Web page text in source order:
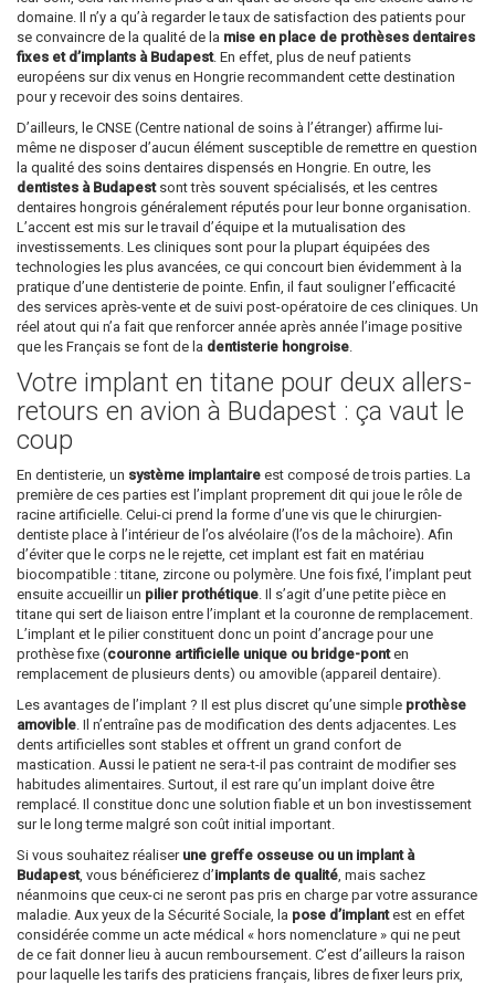
domaine. Il n’y a qu’à regarder le taux de satisfaction des patients pour
se convaincre de la qualité de la mise en place de prothèses dentaires
fixes et d’implants à Budapest. En effet, plus de neuf patients
européens sur dix venus en Hongrie recommandent cette destination
pour y recevoir des soins dentaires.
D’ailleurs, le CNSE (Centre national de soins à l’étranger) affirme lui-
même ne disposer d’aucun élément susceptible de remettre en question
la qualité des soins dentaires dispensés en Hongrie. En outre, les
dentistes à Budapestsont très souvent spécialisés, et les centres
dentaires hongrois généralement réputés pour leur bonne organisation.
L’accent est mis sur le travail d’équipe et la mutualisation des
investissements. Les cliniques sont pour la plupart équipées des
technologies les plus avancées, ce qui concourt bien évidemment à la
pratique d’une dentisterie de pointe. Enfin, il faut souligner l’efficacité
des services après-vente et de suivi post-opératoire de ces cliniques. Un
réel atout qui n’a fait que renforcer année après année l’image positive
que les Français se font de la dentisterie hongroise.
Votre implant en titane pour deux allers-
retours en avion à Budapest : ça vaut le
coup
En dentisterie, un système implantaire est composé de trois parties. La
première de ces parties est l’implant proprement dit qui joue le rôle de
racine artificielle. Celui-ci prend la forme d’une vis que le chirurgien-
dentiste place à l’intérieur de l’os alvéolaire (l’os de la mâchoire). Afin
d’éviter que le corps ne le rejette, cet implant est fait en matériau
biocompatible : titane, zircone ou polymère. Une fois fixé, l’implant peut
ensuite accueillir un pilier prothétique. Il s’agit d’une petite pièce en
titane qui sert de liaison entre l’implant et la couronne de remplacement.
L’implant et le pilier constituent donc un point d’ancrage pour une
prothèse fixe (couronne artificielle unique ou bridge-ponten
remplacement de plusieurs dents) ou amovible (appareil dentaire).
Les avantages de l’implant ? Il est plus discret qu’une simple prothèse
amovible. Il n’entraîne pas de modification des dents adjacentes. Les
dents artificielles sont stables et offrent un grand confort de
mastication. Aussi le patient ne sera-t-il pas contraint de modifier ses
habitudes alimentaires. Surtout, il est rare qu’un implant doive être
remplacé. Il constitue donc une solution fiable et un bon investissement
sur le long terme malgré son coût initial important.
Si vous souhaitez réaliser une greffe osseuse ou un implant à
Budapest, vous bénéficierez d’implants de qualité, mais sachez
néanmoins que ceux-ci ne seront pas pris en charge par votre assurance
maladie. Aux yeux de la Sécurité Sociale, la pose d’implantest en effet
considérée comme un acte médical « hors nomenclature » qui ne peut
de ce fait donner lieu à aucun remboursement. C’est d’ailleurs la raison
pour laquelle les tarifs des praticiens français, libres de fixer leurs prix,